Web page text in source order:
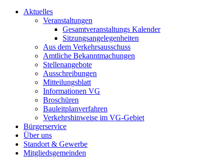
Aktuelles
Veranstaltungen
Gesamtveranstaltungs Kalender
Sitzungsangelegenheiten
Aus dem Verkehrsausschuss
Amtliche Bekanntmachungen
Stellenangebote
Ausschreibungen
Mitteilungsblatt
Informationen VG
Broschüren
Bauleitplanverfahren
Verkehrshinweise im VG-Gebiet
Bürgerservice
Über uns
Standort & Gewerbe
Mitgliedsgemeinden